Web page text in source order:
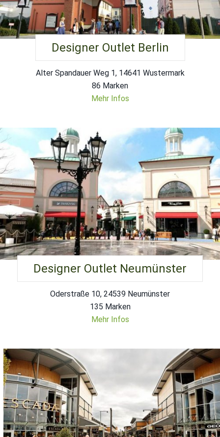
Designer Outlet Berlin
Alter Spandauer Weg 1, 14641 Wustermark
86 Marken
Mehr Infos
Designer Outlet Neumünster
Oderstraße 10, 24539 Neumünster
135 Marken
Mehr Infos